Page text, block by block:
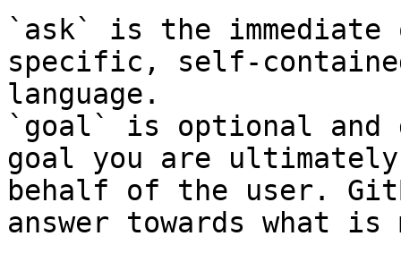
`ask` is the
specific, self-
language.
`goal` is optional and
goal you are
behalf of the user.
answer towards what